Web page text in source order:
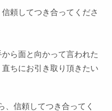
頼してつき合ってくださ
ら面と向かって言われた
ちにお引き取り頂きたい
、信頼してつき合ってく